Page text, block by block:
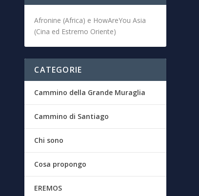
Afronine (Africa) e HowAreYou Asia
(Cina ed Estremo Oriente)
CATEGORIE
Cammino della Grande Muraglia
Cammino di Santiago
Chi sono
Cosa propongo
EREMOS